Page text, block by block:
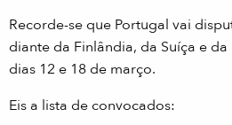
Recorde-se que Portugal vai
diante da Finlândia, da Suíça e
dias 12 e 18 de março.
Eis a lista de convocados: